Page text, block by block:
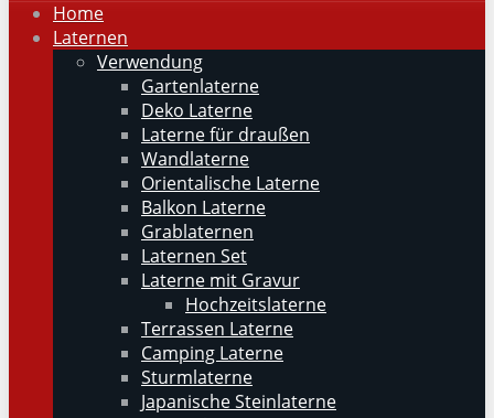
Home
Laternen
Verwendung
Gartenlaterne
Deko Laterne
Laterne für draußen
Wandlaterne
Orientalische Laterne
Balkon Laterne
Grablaternen
Laternen Set
Laterne mit Gravur
Hochzeitslaterne
Terrassen Laterne
Camping Laterne
Sturmlaterne
Japanische Steinlaterne